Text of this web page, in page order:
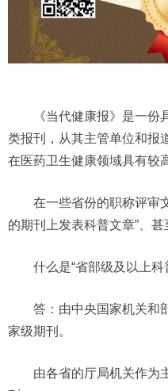
《当代健康报》是一
类报刊，从其主管单位和报
在医药卫生健康领域具有较
在一些省份的职称评审
的期刊 上发表科普文章” 、甚
什么是“省部级及以上科
答：由中央国家机关和
家级期刊 。
由各省的厅局机关作为